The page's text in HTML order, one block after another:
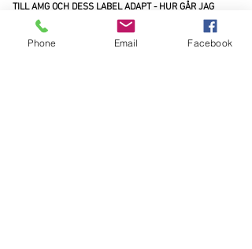
TILL AMG OCH DESS LABEL ADAPT - HUR GÅR JAG
TILLVÄGA?
Toppen!klicka här
för att börja din musik resa.
(observera! Vi tar endast emot ansökningar från
Phone Email Facebook